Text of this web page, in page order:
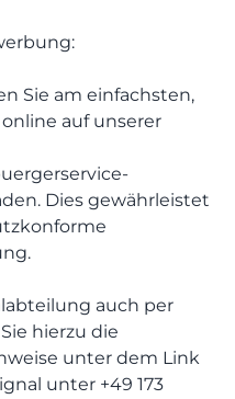
Sie am einfachsten,
auf unserer
Dies gewährleistet
auch per
hierzu die
unter dem Link
unter +49 173